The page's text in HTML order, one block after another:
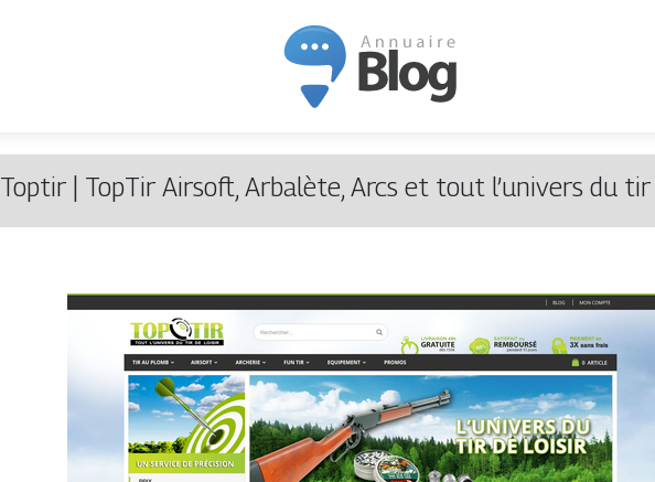
Toptir | TopTir Airsoft, Arbalète, Arcs et tout l’univers du